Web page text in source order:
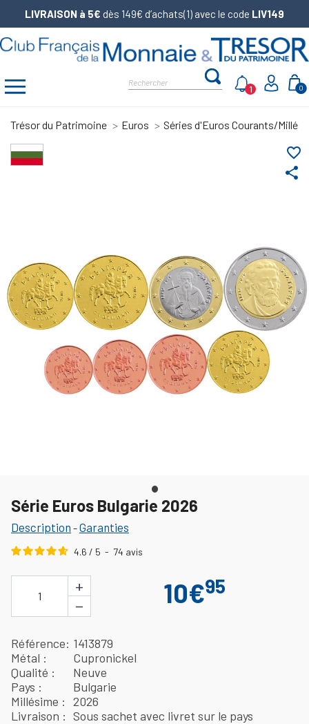
LIVRAISON à 5€ dès 149€ d’achats(1) avec le code LIV149
0
1
Trésor du Patrimoine Euros Séries d'Euros Courants/
share
favorite_border
Série Euros Bulgarie 2026
Description -Garanties
4.6 / 5 - 74 avis
1
+
−
10€95
Référence 1413879
Métal
Cupronickel
Qualité
Neuve
Pays
Bulgarie
Millésime
2026
Livraison
Sous sachet avec livret sur le pays